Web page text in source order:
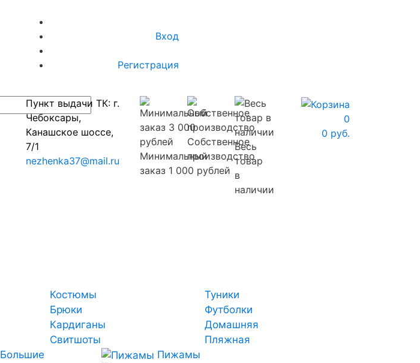
Вход
Регистрация
Пункт выдачи ТК: г.
Чебоксары,
Канашское шоссе,
7/1
nezhenka37@mail.ru
Минимальный
заказ 1 000 рублей
Собственное
производство
Весь
товар
в
наличии
0
0 руб.
Костюмы
Туники
Брюки
Футболки
Кардиганы
Домашняя
Свитшоты
Пляжная
Большие
Пижамы